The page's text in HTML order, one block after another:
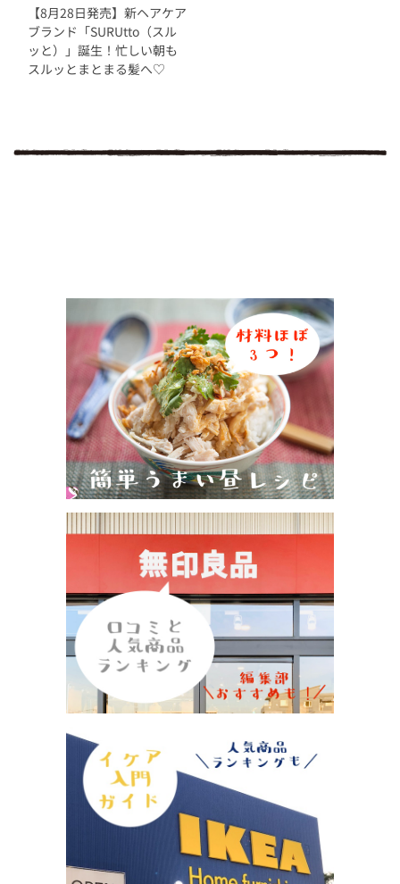
【8月28日発売】新ヘアケア
ブランド「SURUtto（スル
ッと）」誕生！忙しい朝も
スルッとまとまる髪へ♡